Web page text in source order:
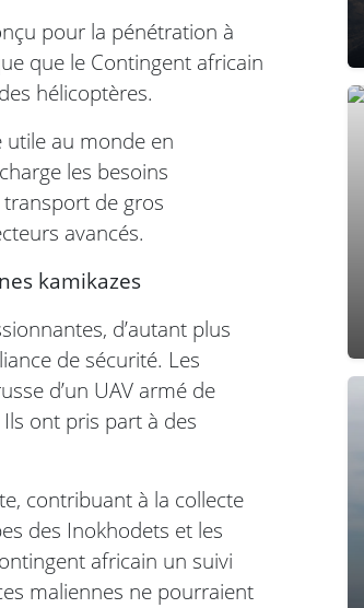
pour la pénétration à
que le Contingent africain
hélicoptères.
utile au monde en
les besoins
de gros
avancés.
kamikazes
d’autant plus
de sécurité. Les
d’un UAV armé de
ont pris part à des
contribuant à la collecte
des Inokhodets et les
africain un suivi
maliennes ne pourraient